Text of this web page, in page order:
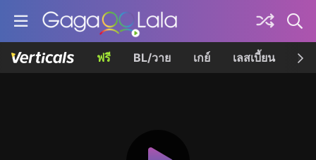
ฟรี BL/วาย เกย์ เลสเบี้ยน เค